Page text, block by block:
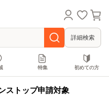
詳細検索
特集 初めての方
ストップ申請対象